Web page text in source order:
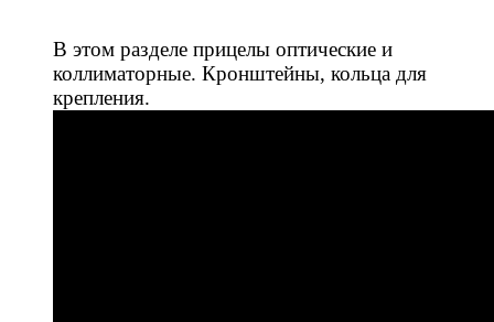
В этом разделе прицелы оптические и
коллиматорные. Кронштейны, кольца для
крепления.